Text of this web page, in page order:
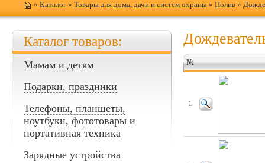
» Каталог » Товары для дома, дачи и систем охраны » Полив »
Каталог товаров:
Мамам и детям
Подарки, праздники
Телефоны, планшеты,
ноутбуки, фототовары и
портативная техника
Зарядные устройства
№
1